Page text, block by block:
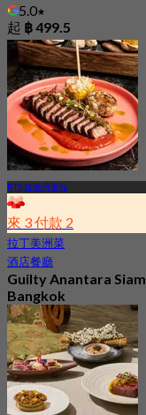
5.0
起 ฿ 499.5
BTS 拉差丹里站
來 3 付款 2
拉丁美洲菜
酒店餐廳
Guilty Anantara Siam
Bangkok
4.8
2.5K 已預訂
起฿ 650